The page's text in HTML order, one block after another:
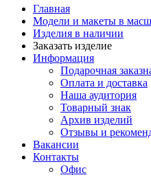
Главная
Модели и макеты в
Изделия в наличии
Заказать изделие
Информация
Подарочная
Оплата и доставка
Наша аудитория
Товарный знак
Архив изделий
Отзывы и
Вакансии
Контакты
Офис